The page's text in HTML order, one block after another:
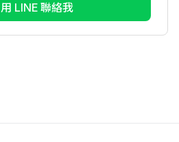
用 LINE 聯絡我